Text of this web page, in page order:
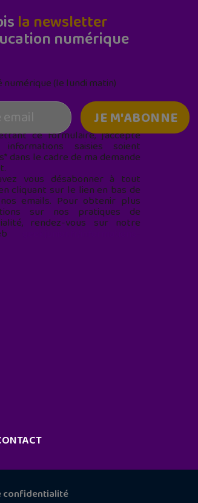
la newsletter
numérique
(le lundi matin)
ce formulaire, j’accepte
saisies soient
dans le cadre de ma demande
vous désabonner à tout
cliquant sur le lien en bas de
emails. Pour obtenir plus
sur nos pratiques de
rendez-vous sur notre
confidentialité